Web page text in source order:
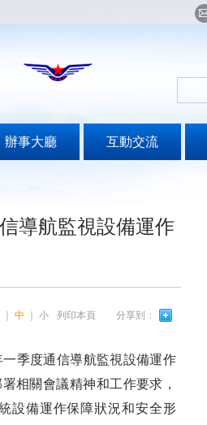
辦事大廳 互動交流
導航監視設備運作
分享到：
列印本頁
中 小
季度通信導航監視設備運作
相關會議精神和工作要求，
設備運作保障狀況和安全形